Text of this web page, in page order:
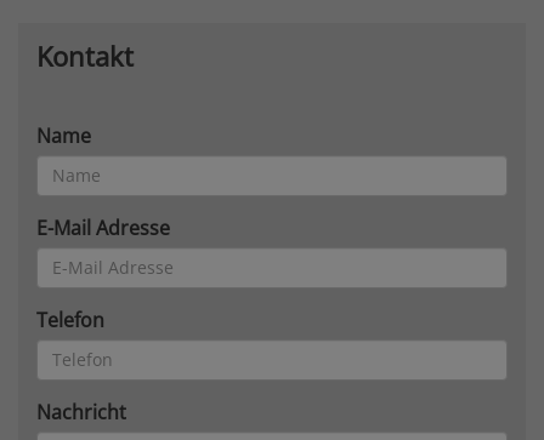
Kontakt
Name
E-Mail Adresse
Telefon
Nachricht